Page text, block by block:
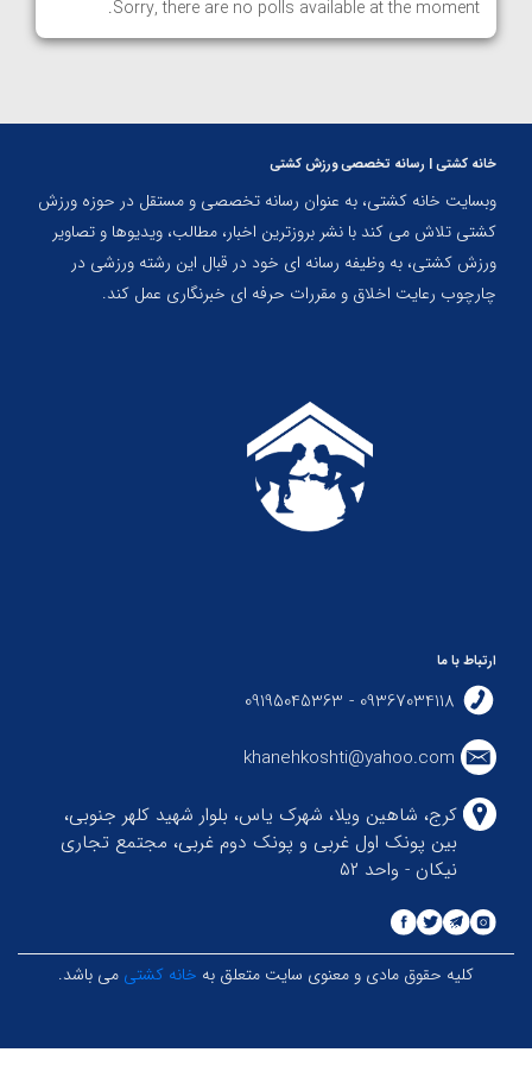
Sorry, there are no polls available at the moment.
خانه کشتی | رسانه تخصصی ورزش کشتی
وبسایت خانه کشتی، به عنوان رسانه تخصصی و مستقل در حوزه ورزش
کشتی تلاش می کند با نشر بروزترین اخبار، مطالب، ویدیوها و تصاویر
ورزش کشتی، به وظیفه رسانه ای خود در قبال این رشته ورزشی در
چارچوب رعایت اخلاق و مقررات حرفه ای خبرنگاری عمل کند.
ارتباط با ما
09367034118 - 09195045363
khanehkoshti@yahoo.com
کرج، شاهین ویلا، شهرک یاس، بلوار شهید کلهر جنوبی،
بین پونک اول غربی و پونک دوم غربی، مجتمع تجاری
نیکان - واحد ۵۲
کلیه حقوق مادی و معنوی سایت متعلق بهخانه کشتیمی باشد.